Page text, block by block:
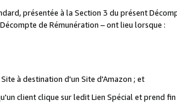
présentée à la Section 3 du présent
de Rémunération – ont lieu lorsque :
à destination d'un Site d'Amazon ; et
client clique sur ledit Lien Spécial et prend